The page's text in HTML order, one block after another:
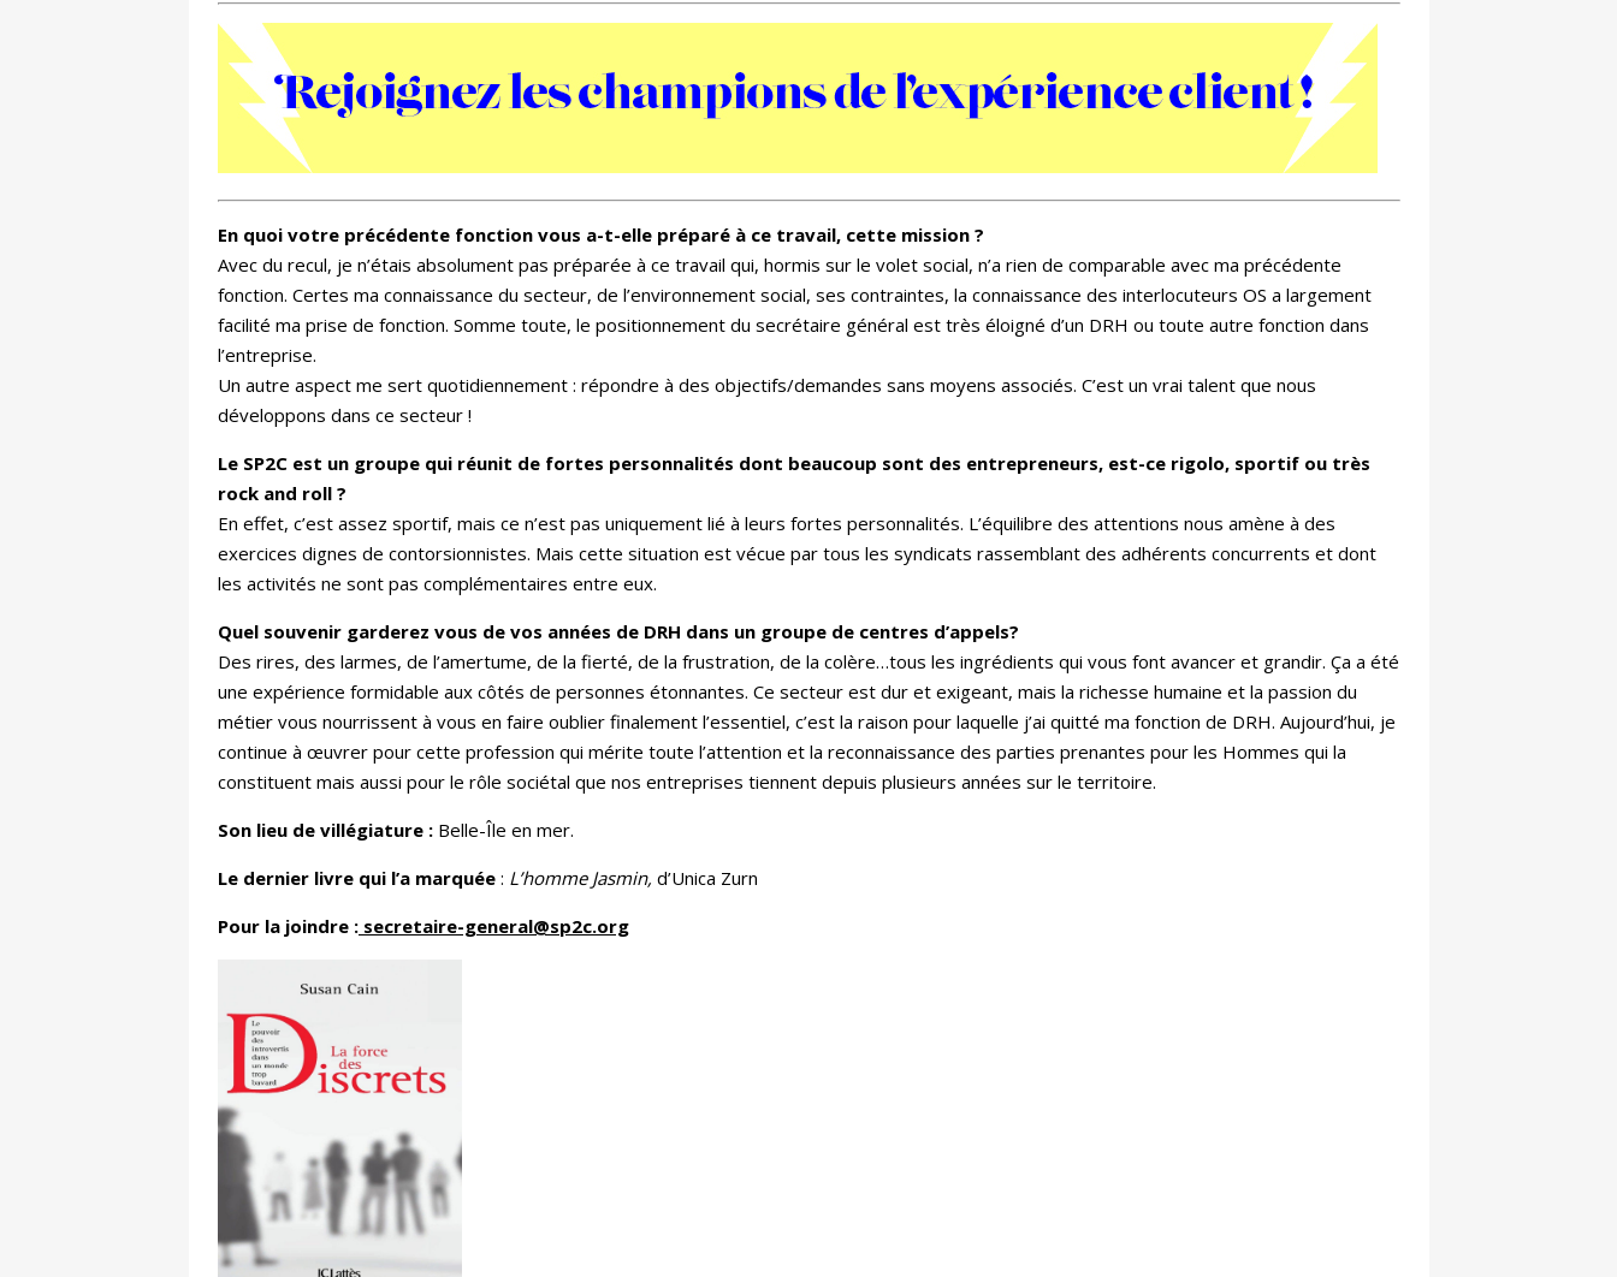
En quoi votre précédente fonction vous a-t-elle préparé à ce travail, cette mission ?
Avec du recul, je n’étais absolument pas préparée à ce travail qui, hormis sur le volet social, n’a rien de comparable avec ma précédente
fonction. Certes ma connaissance du secteur, de l’environnement social, ses contraintes, la connaissance des interlocuteurs OS a largement
facilité ma prise de fonction. Somme toute, le positionnement du secrétaire général est très éloigné d’un DRH ou toute autre fonction dans
l’entreprise.
Un autre aspect me sert quotidiennement : répondre à des objectifs/demandes sans moyens associés. C’est un vrai talent que nous
développons dans ce secteur !
Le SP2C est un groupe qui réunit de fortes personnalités dont beaucoup sont des entrepreneurs, est-ce rigolo, sportif ou très
rock and roll ?
En effet, c’est assez sportif, mais ce n’est pas uniquement lié à leurs fortes personnalités. L’équilibre des attentions nous amène à des
exercices dignes de contorsionnistes. Mais cette situation est vécue par tous les syndicats rassemblant des adhérents concurrents et dont
les activités ne sont pas complémentaires entre eux.
Quel souvenir garderez vous de vos années de DRH dans un groupe de centres d’appels?
Des rires, des larmes, de l’amertume, de la fierté, de la frustration, de la colère…tous les ingrédients qui vous font avancer et grandir. Ça a été
une expérience formidable aux côtés de personnes étonnantes. Ce secteur est dur et exigeant, mais la richesse humaine et la passion du
métier vous nourrissent à vous en faire oublier finalement l’essentiel, c’est la raison pour laquelle j’ai quitté ma fonction de DRH. Aujourd’hui, je
continue à œuvrer pour cette profession qui mérite toute l’attention et la reconnaissance des parties prenantes pour les Hommes qui la
constituent mais aussi pour le rôle sociétal que nos entreprises tiennent depuis plusieurs années sur le territoire.
Son lieu de villégiature : Belle-Île en mer.
Le dernier livre qui l’a marquée : L’homme Jasmin, d’Unica Zurn
Pour la joindre : secretaire-general@sp2c.org